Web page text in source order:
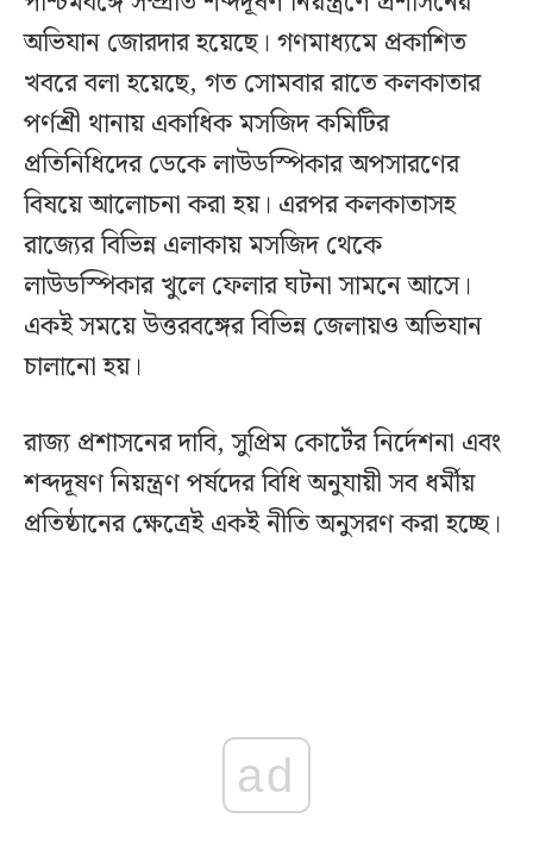
অভিযান জোরদার হয়েছে। গণমাধ্যমে প্রকাশিত
খবরে বলা হয়েছে, গত সোমবার রাতে কলকাতার
পর্ণশ্রী থানায় একাধিক মসজিদ কমিটির
প্রতিনিধিদের ডেকে লাউডস্পিকার অপসারণের
বিষয়ে আলোচনা করা হয়। এরপর কলকাতাসহ
রাজ্যের বিভিন্ন এলাকায় মসজিদ থেকে
লাউডস্পিকার খুলে ফেলার ঘটনা সামনে আসে।
একই সময়ে উত্তরবঙ্গের বিভিন্ন জেলায়ও অভিযান
চালানো হয়।
রাজ্য প্রশাসনের দাবি, সুপ্রিম কোর্টের নির্দেশনা এবং
শব্দদূষণ নিয়ন্ত্রণ পর্ষদের বিধি অনুযায়ী সব ধর্মীয়
প্রতিষ্ঠানের ক্ষেত্রেই একই নীতি অনুসরণ করা হচ্ছে।
ad